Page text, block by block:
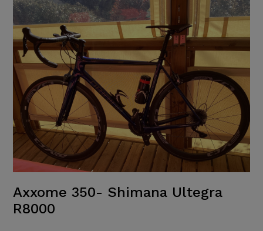
Axxome 350- Shimana Ultegra
R8000